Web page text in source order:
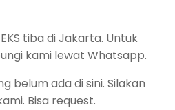
tiba di Jakarta. Untuk
kami lewat Whatsapp.
belum ada di sini. Silakan
Bisa request.